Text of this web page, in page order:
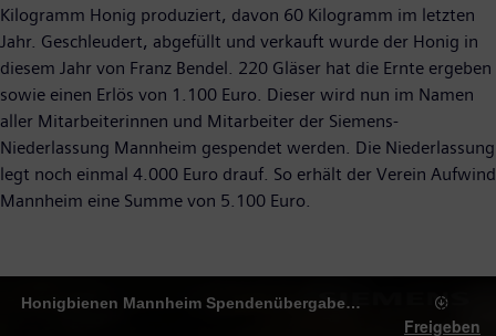
Kilogramm Honig produziert, davon 60 Kilogramm im letzten
Jahr. Geschleudert, abgefüllt und verkauft wurde der Honig in
diesem Jahr von Franz Bendel. 220 Gläser hat die Ernte ergeben
sowie einen Erlös von 1.100 Euro. Dieser wird nun im Namen
aller Mitarbeiterinnen und Mitarbeiter der Siemens-
Niederlassung Mannheim gespendet werden. Die Niederlassung
legt noch einmal 4.000 Euro drauf. So erhält der Verein Aufwind
Mannheim eine Summe von 5.100 Euro.
Honigbienen Mannheim Spendenübergabe - Lumen5 Video
Freigeben